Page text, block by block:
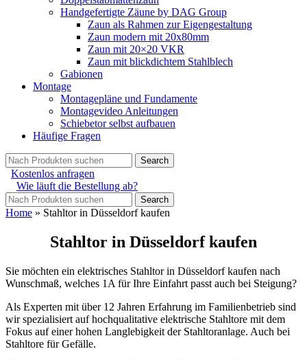
Handgefertigte Zäune by DAG Group
Zaun als Rahmen zur Eigengestaltung
Zaun modern mit 20x80mm
Zaun mit 20×20 VKR
Zaun mit blickdichtem Stahlblech
Gabionen
Montage
Montagepläne und Fundamente
Montagevideo Anleitungen
Schiebetor selbst aufbauen
Häufige Fragen
Search
Kostenlos anfragen
Wie läuft die Bestellung ab?
Search
Home » Stahltor in Düsseldorf kaufen
Stahltor in Düsseldorf kaufen
Sie möchten ein elektrisches Stahltor in Düsseldorf kaufen nach
Wunschmaß, welches 1A für Ihre Einfahrt passt auch bei Steigung?
Als Experten mit über 12 Jahren Erfahrung im Familienbetrieb sind
wir spezialisiert auf hochqualitative elektrische Stahltore mit dem
Fokus auf einer hohen Langlebigkeit der Stahltoranlage. Auch bei
Stahltore für Gefälle.